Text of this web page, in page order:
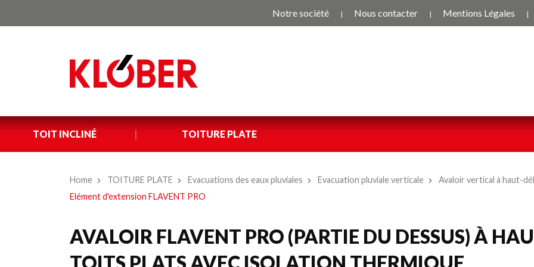
Notre société Nous contacter Mentions Légales
TOIT INCLINÉ TOITURE PLATE
Home TOITURE PLATE Evacuations des eaux pluviales Evacuation pluviale verticale
Avaloir vertical à haut-
Elément d'extension FLAVENT PRO
AVALOIR FLAVENT PRO (PARTIE DU DESSUS) À
TOITS PLATS AVEC ISOLATION THERMIQUE